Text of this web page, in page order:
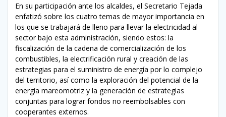
En su participación ante los alcaldes, el Secretario Tejada
enfatizó sobre los cuatro temas de mayor importancia en
los que se trabajará de lleno para llevar la electricidad al
sector bajo esta administración, siendo estos: la
fiscalización de la cadena de comercialización de los
combustibles, la electrificación rural y creación de las
estrategias para el suministro de energía por lo complejo
del territorio, así como la exploración del potencial de la
energía mareomotriz y la generación de estrategias
conjuntas para lograr fondos no reembolsables con
cooperantes externos.